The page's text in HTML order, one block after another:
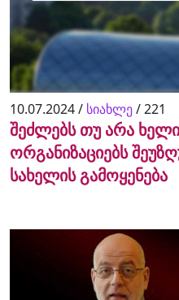
10.07.2024 / სიახლე/221
შეძლებს თუ არა
ორგანიზაციებს
სახელის გამოყენება